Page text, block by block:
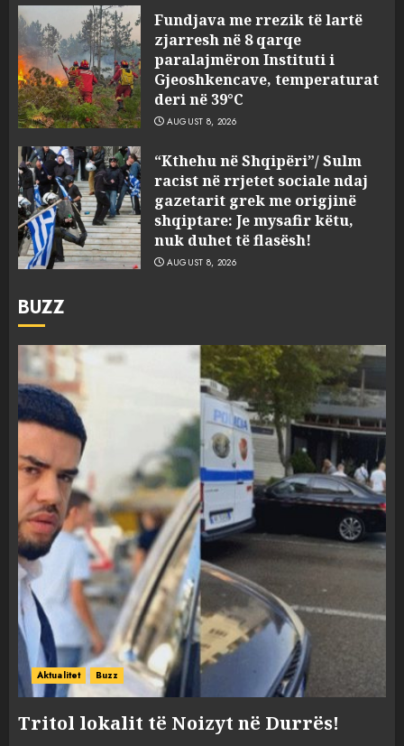
Fundjava me rrezik të lartë
zjarresh në 8 qarqe
paralajmëron Instituti i
Gjeoshkencave, temperaturat
deri në 39°C
AUGUST 8, 2026
“Kthehu në Shqipëri”/ Sulm
racist në rrjetet sociale ndaj
gazetarit grek me origjinë
shqiptare: Je mysafir këtu,
nuk duhet të flasësh!
AUGUST 8, 2026
BUZZ
Aktualitet Buzz
Tritol lokalit të Noizyt në Durrës!